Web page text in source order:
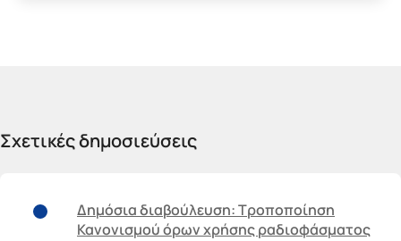
Σχετικές δημοσιεύσεις
Δημόσια διαβούλευση: Τροποποίηση
Κανονισμού όρων χρήσης ραδιοφάσματος